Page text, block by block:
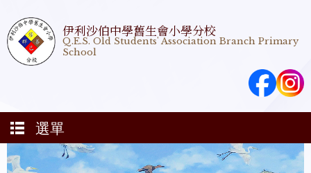
伊利沙伯中學舊生會小學分校
Q.E.S. Old Students' Association Branch Primary
School
選單